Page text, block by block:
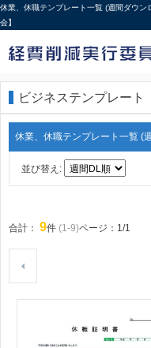
休業、休職テンプレート一覧 (週間ダウ
会】
ビジネステンプレート
休業、休職テンプレート一覧 (
並び替え:
合計： 9件 (1-9)ページ：1/1